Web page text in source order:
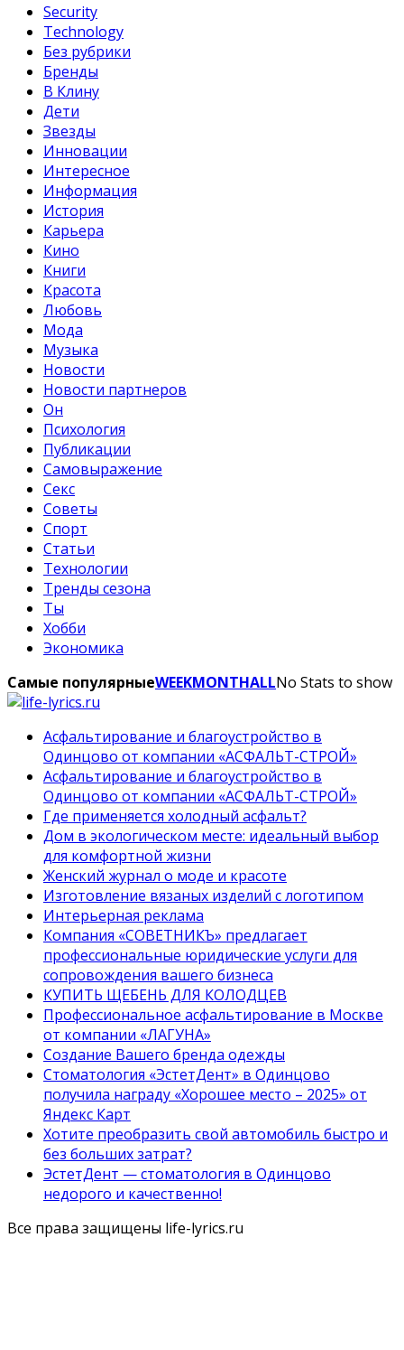
Security
Technology
Без рубрики
Бренды
В Клину
Дети
Звезды
Инновации
Интересное
Информация
История
Карьера
Кино
Книги
Красота
Любовь
Мода
Музыка
Новости
Новости партнеров
Он
Психология
Публикации
Самовыражение
Секс
Советы
Спорт
Статьи
Технологии
Тренды сезона
Ты
Хобби
Экономика
Самые популярныеWEEKMONTHALLNo Stats to show
Асфальтирование и благоустройство в
Одинцово от компании «АСФАЛЬТ-СТРОЙ»
Асфальтирование и благоустройство в
Одинцово от компании «АСФАЛЬТ-СТРОЙ»
Где применяется холодный асфальт?
Дом в экологическом месте: идеальный выбор
для комфортной жизни
Женский журнал о моде и красоте
Изготовление вязаных изделий с логотипом
Интерьерная реклама
Компания «СОВЕТНИКЪ» предлагает
профессиональные юридические услуги для
сопровождения вашего бизнеса
КУПИТЬ ЩЕБЕНЬ ДЛЯ КОЛОДЦЕВ
Профессиональное асфальтирование в Москве
от компании «ЛАГУНА»
Создание Вашего бренда одежды
Стоматология «ЭстетДент» в Одинцово
получила награду «Хорошее место – 2025» от
Яндекс Карт
Хотите преобразить свой автомобиль быстро и
без больших затрат?
ЭстетДент — стоматология в Одинцово
недорого и качественно!
Все права защищены life-lyrics.ru